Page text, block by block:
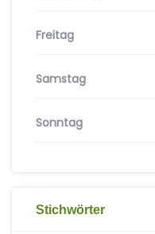
Freitag
Samstag
Sonntag
Stichwörter